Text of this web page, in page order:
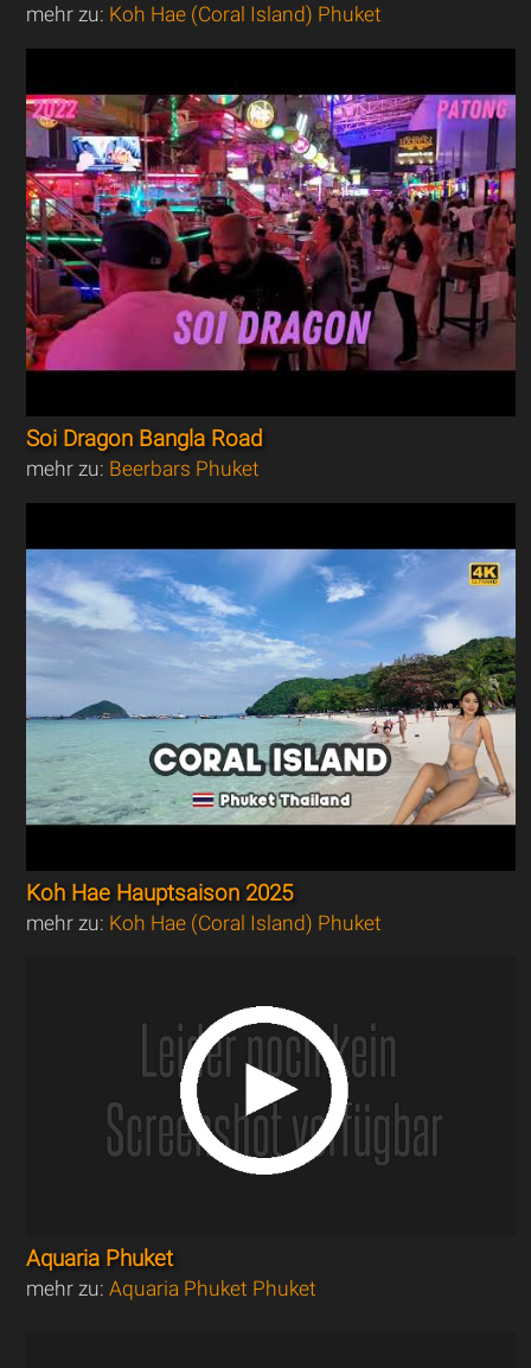
mehr zu: Koh Hae (Coral Island) Phuket
Soi Dragon Bangla Road
mehr zu: Beerbars Phuket
Koh Hae Hauptsaison 2025
mehr zu: Koh Hae (Coral Island) Phuket
Aquaria Phuket
mehr zu:Aquaria Phuket Phuket